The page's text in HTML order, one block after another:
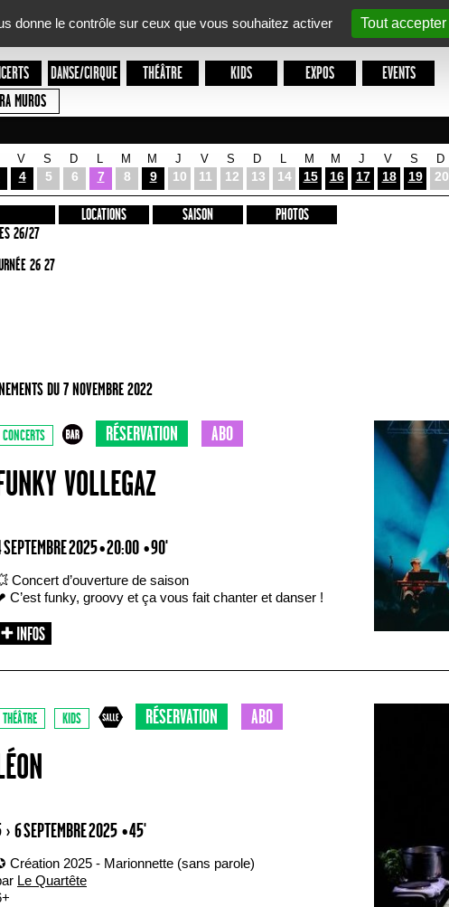
donne le contrôle sur ceux que vous souhaitez activer
Tout accepter
DANSE/CIRQUE THÉÂTRE KIDS EXPOS
EVENTS
MUROS
V
4
S
5
D
6 7
M
8
M
9
J
10
V
11
S
12
D
13 14
M
15
M
16
J
17
V
18
S
19
D
20
26/27
26 27
LOCATIONS SAISON PHOTOS
DU 7 NOVEMBRE 2022
CONCERTS RÉSERVATION ABO
FUNKY VOLLEGAZ
SEPTEMBRE 2025 • 20:00 • 90'
Concert d’ouverture de saison
C’est funky, groovy et ça vous fait chanter et danser !
THÉÂTRE KIDS RÉSERVATION ABO
› 6 SEPTEMBRE 2025 • 45'
Création 2025 - Marionnette (sans parole)
Le Quartête